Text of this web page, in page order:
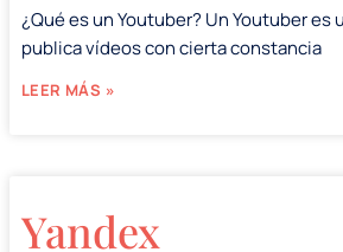
¿Qué es un Youtuber? Un Youtuber es
publica vídeos con cierta constancia
LEER MÁS »
Yandex